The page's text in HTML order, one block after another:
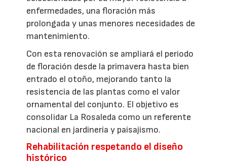
enfermedades, una floración más
prolongada y unas menores necesidades de
mantenimiento.
Con esta renovación se ampliará el periodo
de floración desde la primavera hasta bien
entrado el otoño, mejorando tanto la
resistencia de las plantas como el valor
ornamental del conjunto. El objetivo es
consolidar La Rosaleda como un referente
nacional en jardinería y paisajismo.
Rehabilitación respetando el diseño
histórico